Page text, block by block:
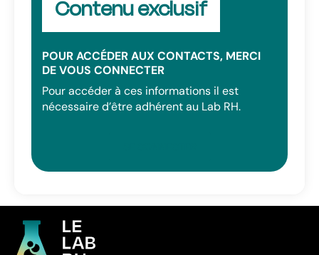
Contenu exclusif
POUR ACCÉDER AUX CONTACTS, MERCI
DE VOUS CONNECTER
Pour accéder à ces informations il est
nécessaire d’être adhérent au Lab RH.